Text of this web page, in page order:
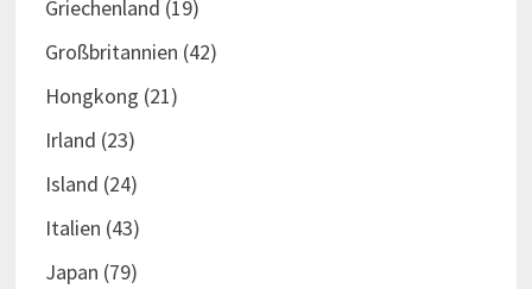
Griechenland (19)
Großbritannien (42)
Hongkong (21)
Irland (23)
Island (24)
Italien (43)
Japan (79)